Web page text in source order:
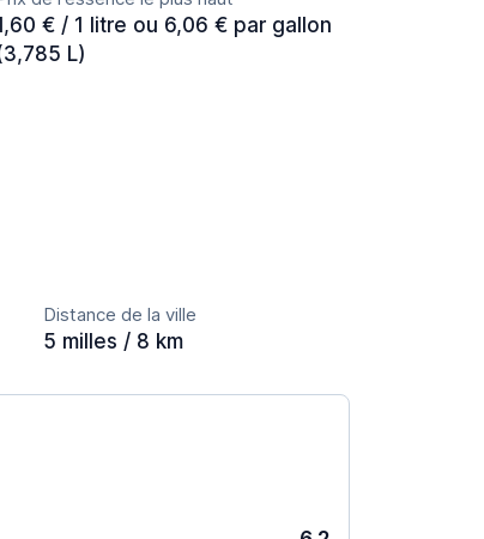
€ / 1 litre ou 6,06 € par gallon
L)
Distance de la ville
5 milles / 8 km